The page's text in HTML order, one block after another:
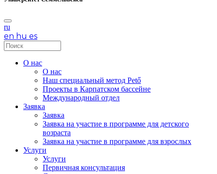
ru
en hu es
О нас
О нас
Наш специальный метод Pető
Проекты в Карпатском бассейне
Международный отдел
Заявка
Заявка
Заявка на участие в программе для детского
возраста
Заявка на участие в программе для взрослых
Услуги
Услуги
Первичная консультация